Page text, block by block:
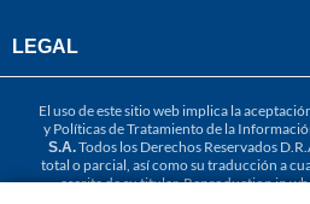
LEGAL
El uso de este sitio web implica la
y Políticas de Tratamiento de la
S.A.Todos los Derechos Reservados
total o parcial, así como su traducción a
escrita de su titular. Reproduction in